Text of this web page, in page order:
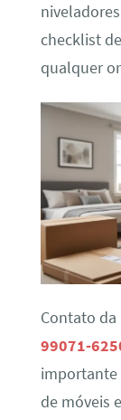
checklist
qualquer
Contato da
99071-
importante
de móveis